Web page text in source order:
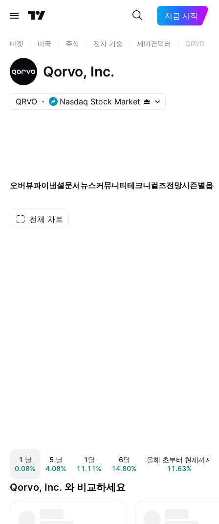
지금 시작
마켓 미국 주식 전자 기술 세미컨덕터 QRVO
Qorvo, Inc.
QRVO Nasdaq Stock Market
오버뷰파이낸셜문서뉴스커뮤니티테크니컬즈전망시즌별옵
전체 차트
1 날
0.08%
5 날
4.08%
1달
11.11%
6달
14.80%
올해 초부터 현재까지
11.63%
Qorvo, Inc. 와 비교하세요